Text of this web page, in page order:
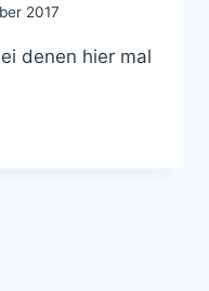
2017
denen hier mal